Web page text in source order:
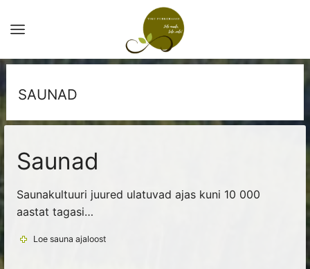
SAUNAD
Saunad
Saunakultuuri juured ulatuvad ajas kuni 10 000
aastat tagasi…
Loe sauna ajaloost